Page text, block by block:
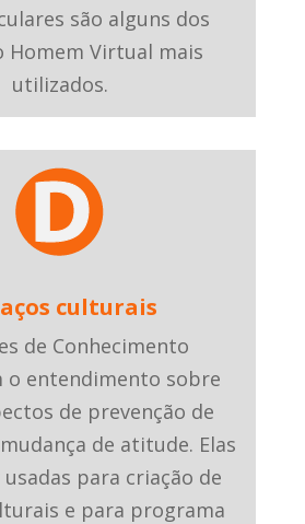
são alguns dos
Homem Virtual mais
utilizados.
culturais
de Conhecimento
o entendimento sobre
de prevenção de
de atitude. Elas
para criação de
e para programa